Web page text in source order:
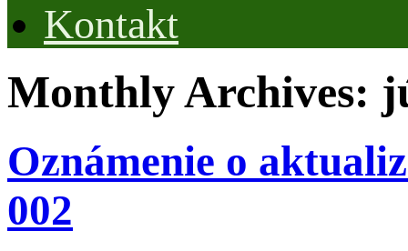
Kontakt
Monthly Archives:
Oznámenie o
002